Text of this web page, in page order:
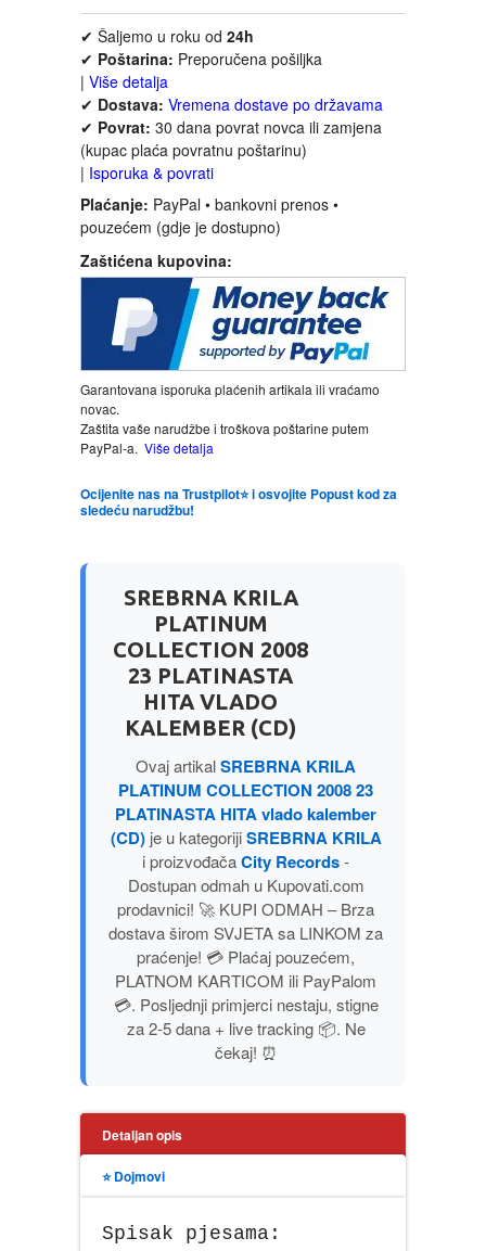
KLASICI
KNJIGE ZA DECU
KOMEDIJA
KRIMINALISTIČKI
KUVARI
LJUBAVNI
MITOLOGIJA
MUZIKA
NAUČNA FANTASTIKA
POEZIJA
POPULARNA PSIHOLOGIJA
PRIČE
PUBLICISTIKA
PUTOPISI
STRIP
TEORIJE ZAVERE
TINEJDŽ
UMETNOST
✔ Šaljemo u roku od 24h
✔ Poštarina: Preporučena pošiljka
| Više detalja
✔ Dostava: Vremena dostave po državama
✔ Povrat: 30 dana povrat novca ili zamjena
(kupac plaća povratnu poštarinu)
| Isporuka & povrati
Plaćanje: PayPal • bankovni prenos •
pouzećem (gdje je dostupno)
Zaštićena kupovina:
Garantovana isporuka plaćenih artikala ili vraćamo
novac.
Zaštita vaše narudžbe i troškova poštarine putem
PayPal-a. Više detalja
Ocijenite nas na Trustpilot⭐ i osvojite Popust kod za
sledeću narudžbu!
SREBRNA KRILA
PLATINUM
COLLECTION 2008
23 PLATINASTA
HITA VLADO
KALEMBER (CD)
Ovaj artikalSREBRNA KRILA
PLATINUM COLLECTION 2008 23
PLATINASTA HITA vlado kalember
(CD)je u kategorijiSREBRNA KRILA
i proizvođačaCity Records-
Dostupan odmah u Kupovati.com
prodavnici! 🚀 KUPI ODMAH – Brza
dostava širom SVJETA sa LINKOM za
praćenje! 💳 Plaćaj pouzećem,
PLATNOM KARTICOM ili PayPalom
💳. Posljednji primjerci nestaju, stigne
za 2-5 dana + live tracking 📦. Ne
čekaj! ⏰
Detaljan opis
⭐ Dojmovi
Spisak pjesama: